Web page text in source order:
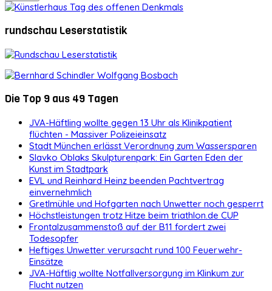
rundschau Leserstatistik
Die Top 9 aus 49 Tagen
JVA-Häftling wollte gegen 13 Uhr als Klinikpatient
flüchten - Massiver Polizeieinsatz
Stadt München erlässt Verordnung zum Wassersparen
Slavko Oblaks Skulpturenpark: Ein Garten Eden der
Kunst im Stadtpark
EVL und Reinhard Heinz beenden Pachtvertrag
einvernehmlich
Gretlmühle und Hofgarten nach Unwetter noch gesperrt
Höchstleistungen trotz Hitze beim triathlon.de CUP
Frontalzusammenstoß auf der B11 fordert zwei
Todesopfer
Heftiges Unwetter verursacht rund 100 Feuerwehr-
Einsätze
JVA-Häftlig wollte Notfallversorgung im Klinkum zur
Flucht nutzen